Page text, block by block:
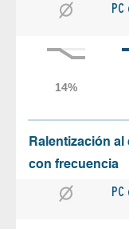
Ralentización
con frecuencia